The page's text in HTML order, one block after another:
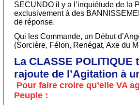
SECUNDO il y a l’inquiétude de la
exclusivement à des
de réponse.
Qui les Commande, un Début
(Sorcière, Félon, Renégat, Axe du
La CLASSE
rajoute de l’Agitation à
Pour faire croire qu’elle VA
Peuple :